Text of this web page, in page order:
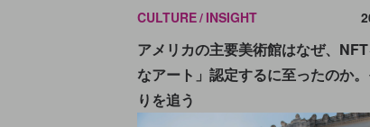
CULTURE INSIGHT
アメリカの主要美術館はなぜ、
なアート」認定するに至ったのか
りを追う